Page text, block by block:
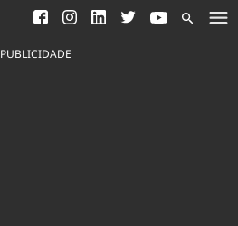
Saneamento
Indicadores
PUBLICIDADE